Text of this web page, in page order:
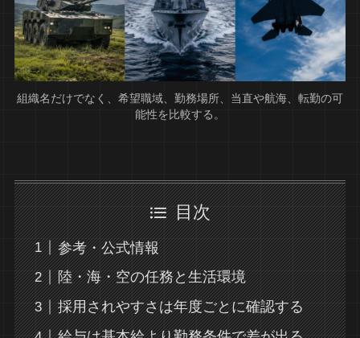
組織名だけでなく、希望職域、勤務場所、当直や航海、転勤の可
能性を比較する。
目次
参考・公式情報
陸・海・空の任務と生活環境
採用されやすさは年度ごとに確認する